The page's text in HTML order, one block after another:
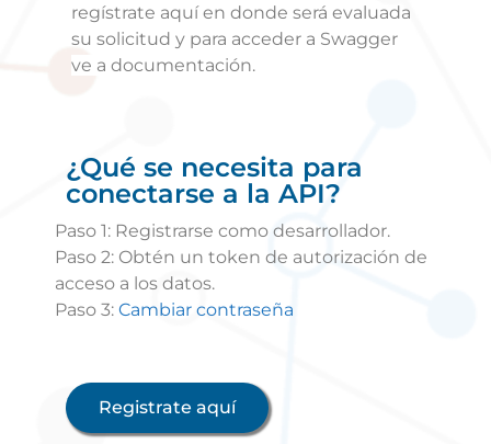
regístrate aquí en donde será evaluada
su solicitud y para acceder a Swagger
ve a documentación.
¿Qué se necesita para
conectarse a la API?
Paso 1: Registrarse como desarrollador.
Paso 2: Obtén un token de autorización de
acceso a los datos.
Paso 3: Cambiar contraseña
Registrate aquí